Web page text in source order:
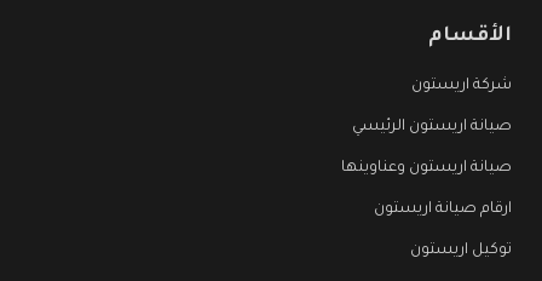
الأقسام
شركة اريستون
صيانة اريستون الرئيسي
صيانة اريستون وعناوينها
ارقام صيانة اريستون
توكيل اريستون